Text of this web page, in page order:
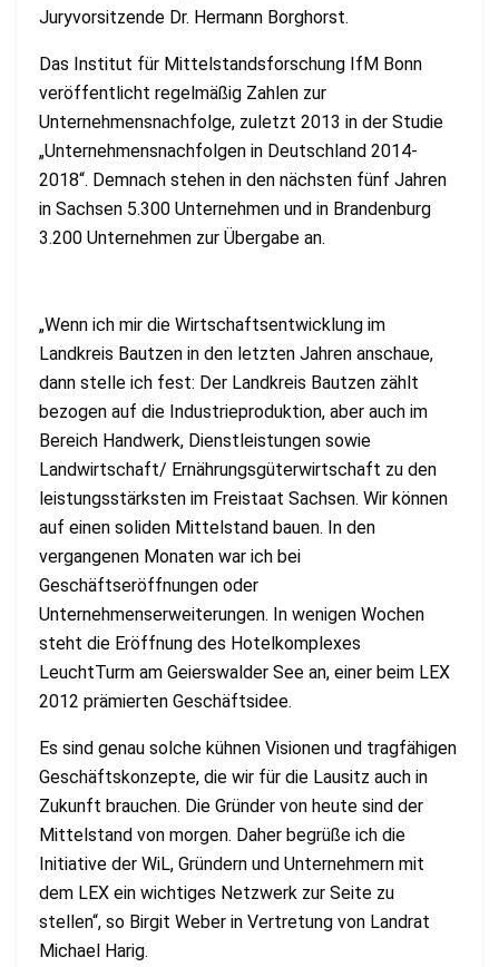
Juryvorsitzende Dr. Hermann Borghorst.
Das Institut für Mittelstandsforschung IfM Bonn
veröffentlicht regelmäßig Zahlen zur
Unternehmensnachfolge, zuletzt 2013 in der Studie
„Unternehmensnachfolgen in Deutschland 2014-
2018“. Demnach stehen in den nächsten fünf Jahren
in Sachsen 5.300 Unternehmen und in Brandenburg
3.200 Unternehmen zur Übergabe an.
„Wenn ich mir die Wirtschaftsentwicklung im
Landkreis Bautzen in den letzten Jahren anschaue,
dann stelle ich fest: Der Landkreis Bautzen zählt
bezogen auf die Industrieproduktion, aber auch im
Bereich Handwerk, Dienstleistungen sowie
Landwirtschaft/ Ernährungsgüterwirtschaft zu den
leistungsstärksten im Freistaat Sachsen. Wir können
auf einen soliden Mittelstand bauen. In den
vergangenen Monaten war ich bei
Geschäftseröffnungen oder
Unternehmenserweiterungen. In wenigen Wochen
steht die Eröffnung des Hotelkomplexes
LeuchtTurm am Geierswalder See an, einer beim LEX
2012 prämierten Geschäftsidee.
Es sind genau solche kühnen Visionen und tragfähigen
Geschäftskonzepte, die wir für die Lausitz auch in
Zukunft brauchen. Die Gründer von heute sind der
Mittelstand von morgen. Daher begrüße ich die
Initiative der WiL, Gründern und Unternehmern mit
dem LEX ein wichtiges Netzwerk zur Seite zu
stellen“, so Birgit Weber in Vertretung von Landrat
Michael Harig.